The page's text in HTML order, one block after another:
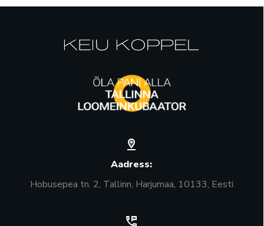
Aadress:
Hobusepea tn. 2, Tallinn, Harjumaa, 10133, Eesti